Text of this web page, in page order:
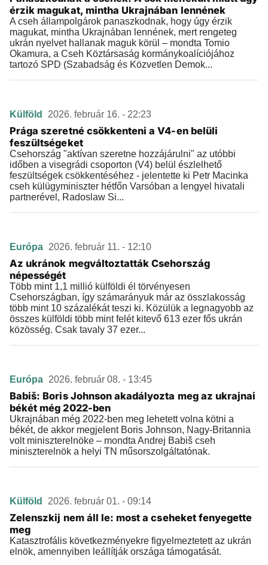
érzik magukat, mintha Ukrajnában lennének
A cseh állampolgárok panaszkodnak, hogy úgy érzik
magukat, mintha Ukrajnában lennének, mert rengeteg
ukrán nyelvet hallanak maguk körül – mondta Tomio
Okamura, a Cseh Köztársaság kormánykoalíciójához
tartozó SPD (Szabadság és Közvetlen Demok...
Külföld 2026. február 16. - 22:23
Prága szeretné csökkenteni a V4-en belüli
feszültségeket
Csehország "aktívan szeretne hozzájárulni" az utóbbi
időben a visegrádi csoporton (V4) belül észlelhető
feszültségek csökkentéséhez - jelentette ki Petr Macinka
cseh külügyminiszter hétfőn Varsóban a lengyel hivatali
partnerével, Radoslaw Si...
Európa 2026. február 11. - 12:10
Az ukránok megváltoztatták Csehország
népességét
Több mint 1,1 millió külföldi él törvényesen
Csehországban, így számarányuk már az összlakosság
több mint 10 százalékát teszi ki. Közülük a legnagyobb az
összes külföldi több mint felét kitevő 613 ezer fős ukrán
közösség. Csak tavaly 37 ezer...
Európa 2026. február 08. - 13:45
Babiš: Boris Johnson akadályozta meg az ukrajnai
békét még 2022-ben
Ukrajnában még 2022-ben meg lehetett volna kötni a
békét, de akkor megjelent Boris Johnson, Nagy-Britannia
volt miniszterelnöke – mondta Andrej Babiš cseh
miniszterelnök a helyi TN műsorszolgáltatónak.
Külföld 2026. február 01. - 09:14
Zelenszkij nem áll le: most a cseheket fenyegette
meg
Katasztrofális következményekre figyelmeztetett az ukrán
elnök, amennyiben leállítják országa támogatását.